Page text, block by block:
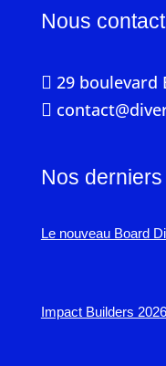
Nous
 29 boulevard

Nos
Le nouveau Board
Impact Builders